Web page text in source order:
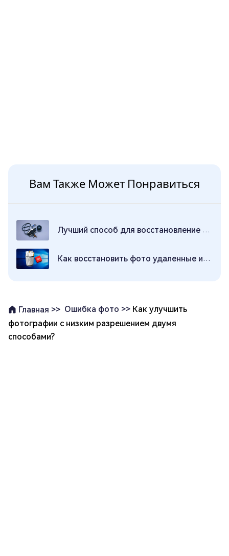
Вам Также Может Понравиться
Лучший способ для восстановление фото SD Card в 2026г
Как восстановить фото удаленные из корзины Windows?
Главная >> Ошибка фото >> Как улучшить
фотографии с низким разрешением двумя
способами?